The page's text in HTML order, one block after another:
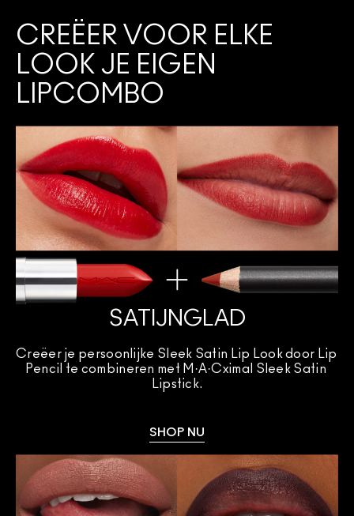
CREËER VOOR ELKE
LOOK JE EIGEN
LIPCOMBO
SATIJNGLAD
Creëer je persoonlijke Sleek Satin Lip Look door Lip
Pencil te combineren met M·A·Cximal Sleek Satin
Lipstick.
SHOP NU